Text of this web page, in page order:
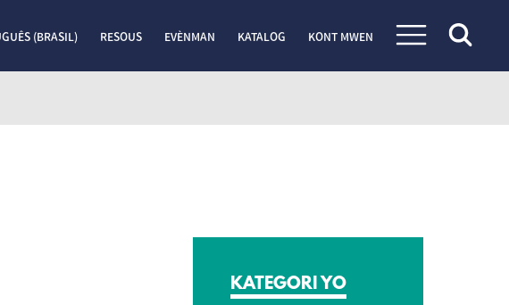
(BRASIL) RESOUS EVÈNMAN KATALOG KONT MWEN
KATEGORI YO